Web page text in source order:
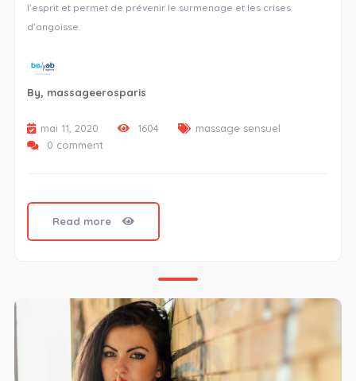
l’esprit et permet de prévenir le surmenage et les crises
d’angoisse.
By, massageerosparis
mai 11, 2020 1604
massage sensuel
0 comment
Read more